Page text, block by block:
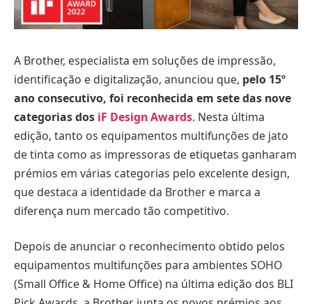
A Brother, especialista em soluções de impressão,
identificação e digitalização, anunciou que, pelo 15º
ano consecutivo, foi reconhecida em sete das nove
categorias dos iF Design Awards. Nesta última
edição, tanto os equipamentos multifunções de jato
de tinta como as impressoras de etiquetas ganharam
prémios em várias categorias pelo excelente design,
que destaca a identidade da Brother e marca a
diferença num mercado tão competitivo.
Depois de anunciar o reconhecimento obtido pelos
equipamentos multifunções para ambientes SOHO
(Small Office & Home Office) na última edição dos BLI